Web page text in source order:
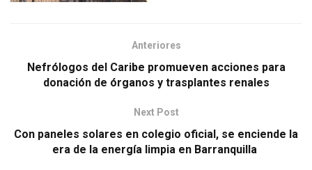
Anteriores
Nefrólogos del Caribe promueven acciones para
donación de órganos y trasplantes renales
Next Post
Con paneles solares en colegio oficial, se enciende la
era de la energía limpia en Barranquilla